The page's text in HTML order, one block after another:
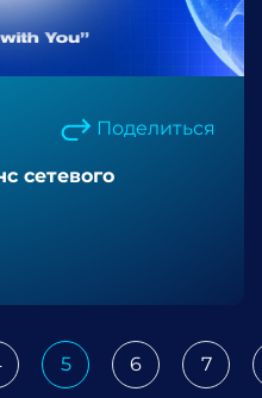
Поделиться
сетевого
5 6 7